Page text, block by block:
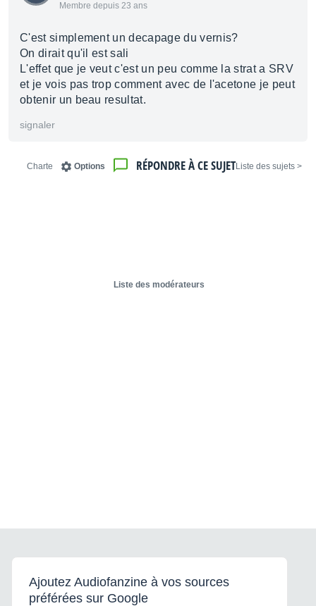
Membre depuis 23 ans
C'est simplement un decapage du vernis?
On dirait qu'il est sali
L'effet que je veut c'est un peu comme la strat a SRV
et je vois pas trop comment avec de l'acetone je peut
obtenir un beau resultat.
signaler
< Liste des sujets
RÉPONDRE À CE SUJET
Options
Charte
Liste des modérateurs
Ajoutez Audiofanzine à vos sources
préférées sur Google